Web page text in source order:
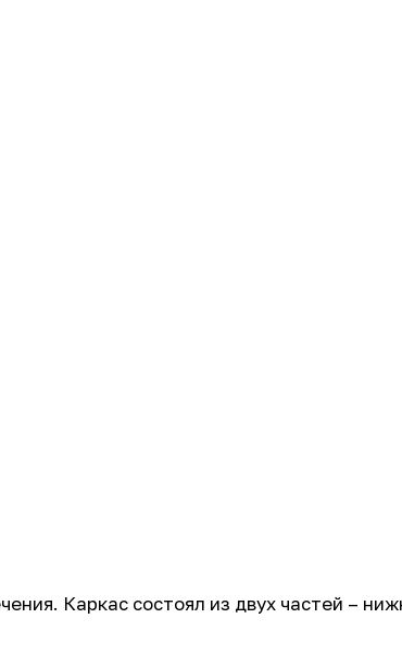
Каркас состоял из двух частей –